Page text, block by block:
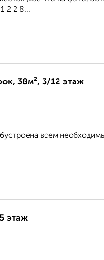
2 2 8...
38м², 3/12 этаж
всем
этаж